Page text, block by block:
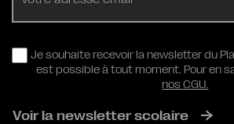
RGPD
Je souhaite recevoir la newsletter du
est possible à tout moment. Pour en
nos CGU.
Voir la newsletter scolaire